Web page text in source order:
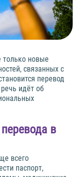
новые
связанных с
перевод
идёт об
в
всего
паспорт,